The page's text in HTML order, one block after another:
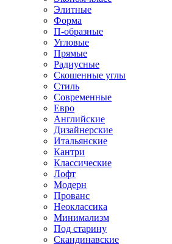
Элитные
Форма
П-образные
Угловые
Прямые
Радиусные
Скошенные углы
Стиль
Современные
Евро
Английские
Дизайнерские
Итальянские
Кантри
Классические
Лофт
Модерн
Прованс
Неоклассика
Минимализм
Под старину
Скандинавские